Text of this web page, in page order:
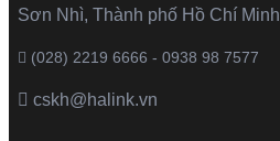
Sơn Nhì, Thành phố Hồ Chí Minh
(028) 2219 6666 - 0938 98 7577
cskh@halink.vn